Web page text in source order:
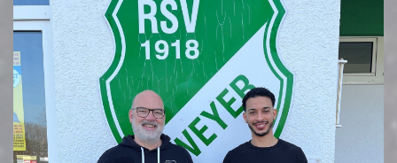
Fußball Jugend
Fussball Damen
Fußball Alte Herren
FC Herbstlaub